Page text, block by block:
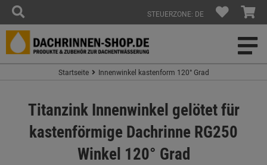
STEUERZONE: DE
Startseite Innenwinkel kastenform 120° Grad
Titanzink Innenwinkel gelötet für
kastenförmige Dachrinne RG250
Winkel 120° Grad